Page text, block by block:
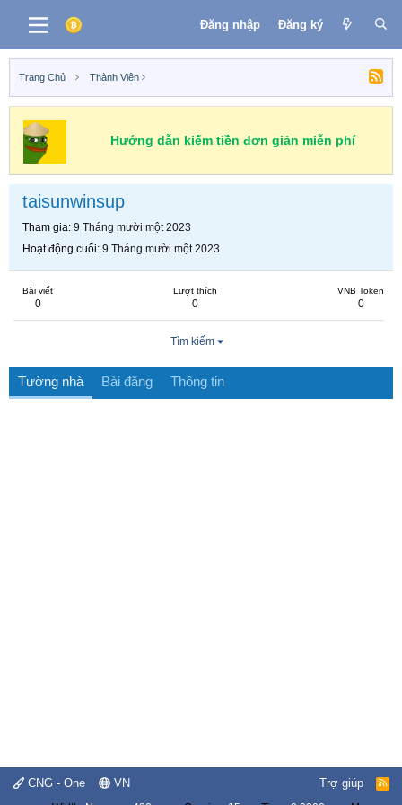
Đăng nhập Đăng ký
Trang Chủ Thành Viên
Hướng dẫn kiếm tiền đơn giản miễn phí
taisunwinsup
Tham gia 9 Tháng mười một 2023
Hoạt động cuối 9 Tháng mười một 2023
Bài viết
0
Lượt thích
0
VNB Token
0
Tìm kiếm
Tường nhà Bài đăng Thông tin
CNG - One VN Trợ giúp
R